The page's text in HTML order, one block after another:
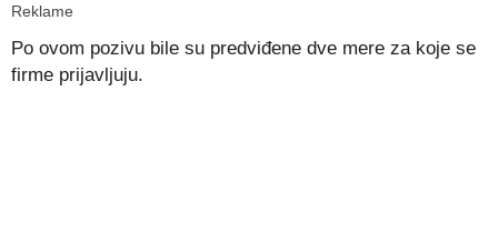
Reklame
Po ovom pozivu bile su predviđene dve mere za koje se
firme prijavljuju.